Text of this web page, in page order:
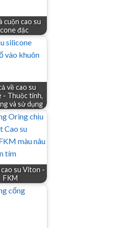
cuộn cao su
đặc
về cao su
- Thuộc tính,
và sử dụng
su Viton -
FKM